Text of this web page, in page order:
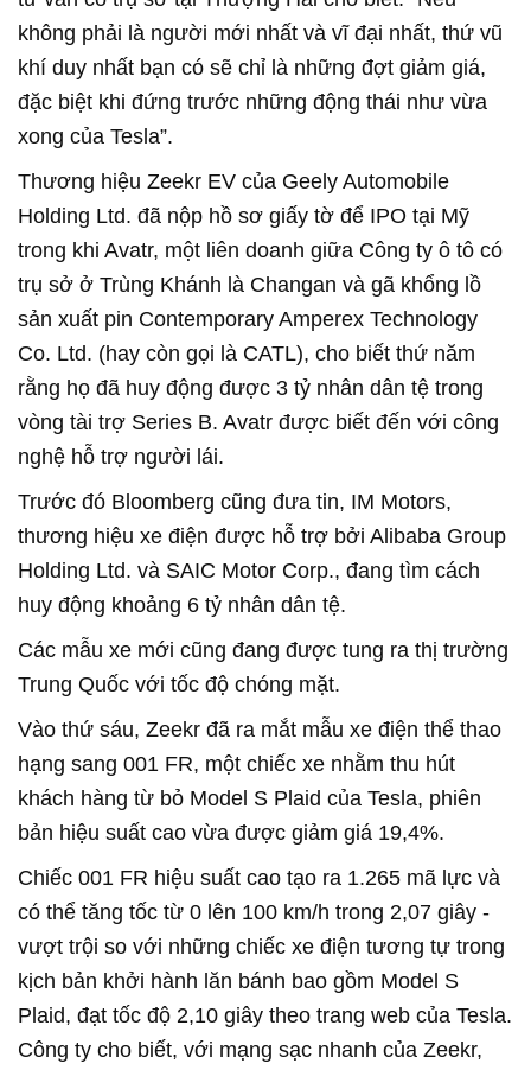
không phải là người mới nhất và vĩ đại nhất, thứ vũ
khí duy nhất bạn có sẽ chỉ là những đợt giảm giá,
đặc biệt khi đứng trước những động thái như vừa
xong của Tesla”.
Thương hiệu Zeekr EV của Geely Automobile
Holding Ltd. đã nộp hồ sơ giấy tờ để IPO tại Mỹ
trong khi Avatr, một liên doanh giữa Công ty ô tô có
trụ sở ở Trùng Khánh là Changan và gã khổng lồ
sản xuất pin Contemporary Amperex Technology
Co. Ltd. (hay còn gọi là CATL), cho biết thứ năm
rằng họ đã huy động được 3 tỷ nhân dân tệ trong
vòng tài trợ Series B. Avatr được biết đến với công
nghệ hỗ trợ người lái.
Trước đó Bloomberg cũng đưa tin, IM Motors,
thương hiệu xe điện được hỗ trợ bởi Alibaba Group
Holding Ltd. và SAIC Motor Corp., đang tìm cách
huy động khoảng 6 tỷ nhân dân tệ.
Các mẫu xe mới cũng đang được tung ra thị trường
Trung Quốc với tốc độ chóng mặt.
Vào thứ sáu, Zeekr đã ra mắt mẫu xe điện thể thao
hạng sang 001 FR, một chiếc xe nhằm thu hút
khách hàng từ bỏ Model S Plaid của Tesla, phiên
bản hiệu suất cao vừa được giảm giá 19,4%.
Chiếc 001 FR hiệu suất cao tạo ra 1.265 mã lực và
có thể tăng tốc từ 0 lên 100 km/h trong 2,07 giây -
vượt trội so với những chiếc xe điện tương tự trong
kịch bản khởi hành lăn bánh bao gồm Model S
Plaid, đạt tốc độ 2,10 giây theo trang web của Tesla.
Công ty cho biết, với mạng sạc nhanh của Zeekr,